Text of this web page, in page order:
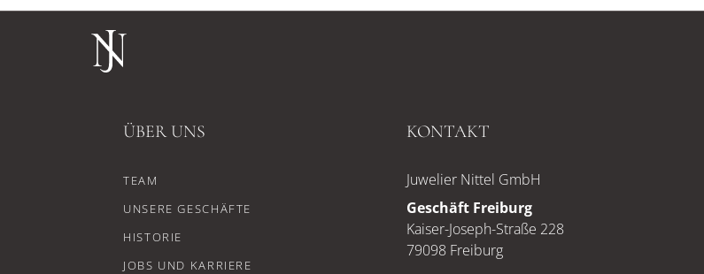
ÜBER UNS
TEAM
UNSERE GESCHÄFTE
HISTORIE
JOBS UND KARRIERE
KONTAKT
Juwelier Nittel GmbH
Geschäft Freiburg
Kaiser-Joseph-Straße 228
79098 Freiburg